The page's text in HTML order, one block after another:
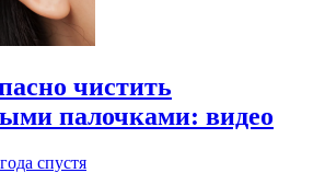
чистить
палочками: видео
спустя